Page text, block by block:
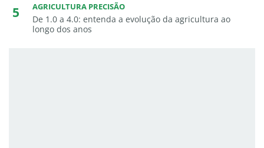
AGRICULTURA PRECISÃO
De 1.0 a 4.0: entenda a evolução da agricultura ao
longo dos anos